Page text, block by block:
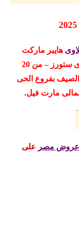
هايبر ماركت
– عروض المحلاوى ستورز – من 20
بفروع الحى
مارت فيل.
عروض مصر على